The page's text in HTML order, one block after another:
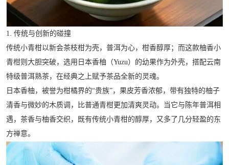
1. 传统与创新的碰撞
传统小青柑以新会茶枝柑为壳，普洱为心，柑香醇厚；而这款柚香小
青柑则大胆突破，选用日本香柚（Yuzu）的幼果作为外壳，搭配云南
特级普洱熟茶，在经典之上赋予茶品全新的灵魂。
日本香柚，被誉为柑橘界的“贵族”，果皮芳香浓郁，带有独特的柚子
清香与微妙的木质调，比普通青柑更加清爽灵动。当它与陈年普洱相
遇，茶香与柚香交织，既有传统小青柑的醇厚，又多了几分轻盈的东
方禅意。